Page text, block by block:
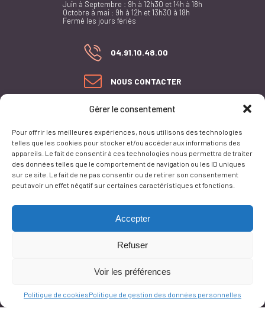
Gérer le consentement
Pour offrir les meilleures expériences, nous utilisons des technologies
telles que les cookies pour stocker et/ou accéder aux informations des
appareils. Le fait de consentir à ces technologies nous permettra de traiter
des données telles que le comportement de navigation ou les ID uniques
sur ce site. Le fait de ne pas consentir ou de retirer son consentement
peut avoir un effet négatif sur certaines caractéristiques et fonctions.
Accepter
Refuser
Voir les préférences
Politique de cookiesPolitique de gestion des données personnelles
Juin à Septembre : 9h à 12h30 et 14h à 18h
Octobre à mai : 9h à 12h et 13h30 à 18h
Fermé les jours fériés
04.91.10.48.00
NOUS CONTACTER
PLAN DU SITE
CONFORMITÉ AU RGAA
MENTIONS LÉGALES
POLITIQUE DE GESTION
DES DONNÉES
PERSONNELLES
Ce site est protégé par reCAPTCHA et lapolitique de vie privée
service Google s'appliquent.